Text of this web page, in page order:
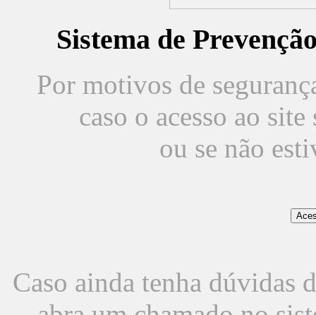
Sistema de
Por motivos de
caso o acesso ao
ou se não
Caso ainda tenha dúvidas